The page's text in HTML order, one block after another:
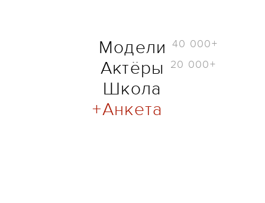
Модели 40 000+
Актёры 20 000+
Школа
Анкета